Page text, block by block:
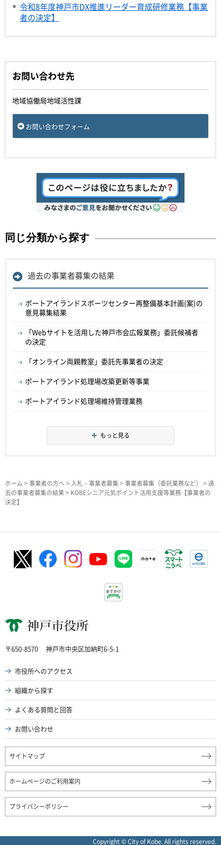
令和8年度神戸市DX推進リーダー育成研修業務【事業
者の決定】
お問い合わせ先
地域協働局地域活性課
お問い合わせフォーム
同じ分類から探す
過去の事業者募集の結果
ポートアイランドスポーツセンター再整備基本計画(案)の
意見募集結果
「Webサイトを活用した神戸市会広報業務」委託候補者
の決定
「オンライン両親教室」委託先事業者の決定
ポートアイランド処理場改築更新等事業
ポートアイランド処理場維持管理業務
もっと見る
ホーム > 事業者の方へ > 入札・事業者募集> 事業者募集（委託業務など） > 過
去の事業者募集の結果> KOBEシニア元気ポイント活用支援等業務【事業者の
決定】
神戸市役所
〒650-8570 神戸市中央区加納町6-5-1
市役所へのアクセス
組織から探す
よくある質問と回答
お問い合わせ
サイトマップ
ホームページのご利用案内
プライバシーポリシー
Copyright © City of Kobe. All rights reserved.